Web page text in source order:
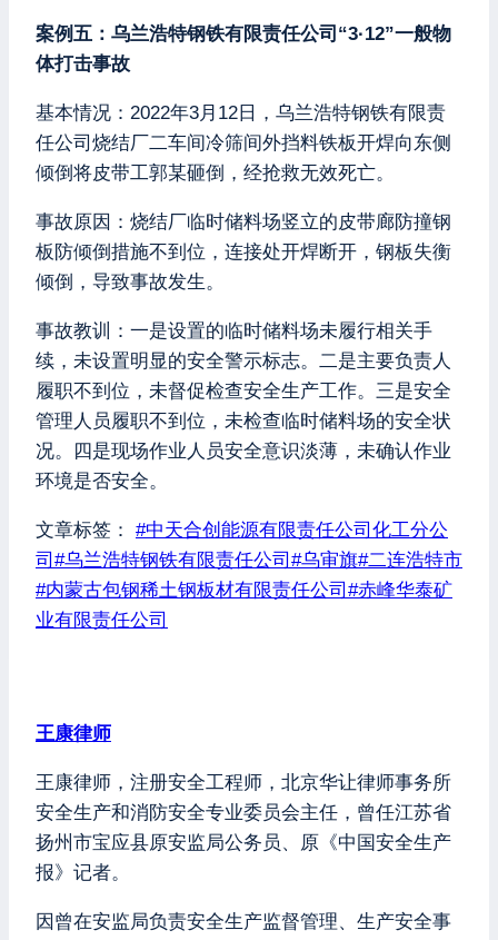
案例五：乌兰浩特钢铁有限责任公司“3·12”一般物
体打击事故
基本情况：2022年3月12日，乌兰浩特钢铁有限责
任公司烧结厂二车间冷筛间外挡料铁板开焊向东侧
倾倒将皮带工郭某砸倒，经抢救无效死亡。
事故原因：烧结厂临时储料场竖立的皮带廊防撞钢
板防倾倒措施不到位，连接处开焊断开，钢板失衡
倾倒，导致事故发生。
事故教训：一是设置的临时储料场未履行相关手
续，未设置明显的安全警示标志。二是主要负责人
履职不到位，未督促检查安全生产工作。三是安全
管理人员履职不到位，未检查临时储料场的安全状
况。四是现场作业人员安全意识淡薄，未确认作业
环境是否安全。
文章标签： #中天合创能源有限责任公司化工分公
司 #乌兰浩特钢铁有限责任公司 #乌审旗#二连浩特市
#内蒙古包钢稀土钢板材有限责任公司 #赤峰华泰矿
业有限责任公司
王康律师
王康律师，注册安全工程师，北京华让律师事务所
安全生产和消防安全专业委员会主任，曾任江苏省
扬州市宝应县原安监局公务员、原《中国安全生产
报》记者。
因曾在安监局负责安全生产监督管理、生产安全事